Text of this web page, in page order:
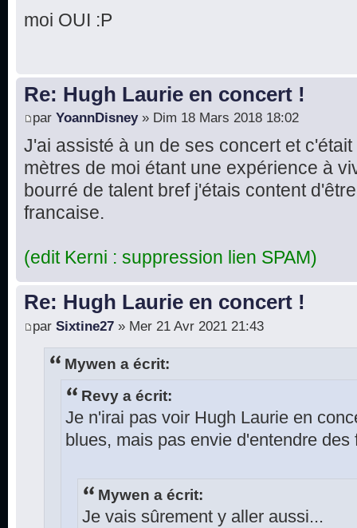
moi OUI :P
Re: Hugh Laurie en concert !
par YoannDisney» Dim 18 Mars 2018 18:02
J'ai assisté à un de ses concert et
mètres de moi étant une expérience à
bourré de talent bref j'étais content
francaise.
(edit Kerni : suppression lien SPAM)
Re: Hugh Laurie en concert !
par Sixtine27 » Mer 21 Avr 2021 21:43
Mywen a écrit:
Revy a écrit:
Je n'irai pas voir Hugh Laurie en
blues, mais pas envie d'entendre
Mywen a écrit:
Je vais sûrement y aller aussi...